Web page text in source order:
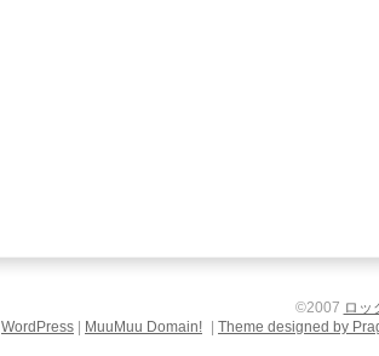
©2007 ロッ
WordPress MuuMuu Domain! Theme designed by